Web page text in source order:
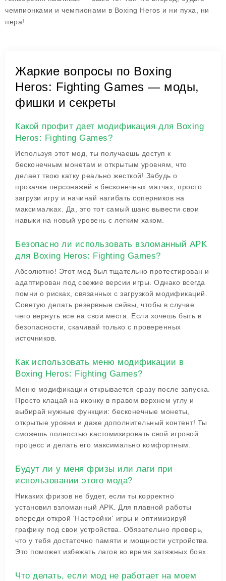
чемпионками и чемпионами в Boxing Heros и ни пуха, ни
пера!
Жаркие вопросы по Boxing
Heros: Fighting Games — моды,
фишки и секреты
Какой профит дает модификация для Boxing
Heros: Fighting Games?
Используя этот мод, ты получаешь доступ к
бесконечным монетам и открытым уровням, что
делает твою катку реально жесткой! Забудь о
прокачке персонажей в бесконечных матчах, просто
загрузи игру и начинай нагибать соперников на
максималках. Да, это тот самый шанс вывести свои
навыки на новый уровень с легким хаком.
Безопасно ли использовать взломанный APK
для Boxing Heros: Fighting Games?
Абсолютно! Этот мод был тщательно протестирован и
адаптирован под свежие версии игры. Однако всегда
помни о рисках, связанных с загрузкой модификаций.
Советую делать резервные сейвы, чтобы в случае
чего вернуть все на свои места. Если хочешь быть в
безопасности, скачивай только с проверенных
источников.
Как использовать меню модификации в
Boxing Heros: Fighting Games?
Меню модификации открывается сразу после запуска.
Просто клацай на иконку в правом верхнем углу и
выбирай нужные функции: бесконечные монеты,
открытые уровни и даже дополнительный контент! Ты
сможешь полностью кастомизировать свой игровой
процесс и делать его максимально комфортным.
Будут ли у меня фризы или лаги при
использовании этого мода?
Никаких фризов не будет, если ты корректно
установил взломанный APK. Для плавной работы
впереди открой 'Настройки' игры и оптимизируй
графику под свои устройства. Обязательно проверь,
что у тебя достаточно памяти и мощности устройства.
Это поможет избежать лагов во время затяжных боях.
Что делать, если мод не работает на моем